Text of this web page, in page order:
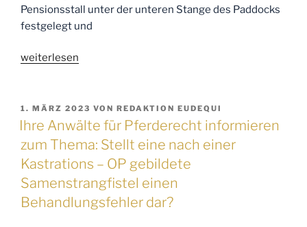
Pensionsstall unter der unteren Stange des Paddocks
festgelegt und
„Ihre
Pferderecht
informieren
zum
Thema:
Verletzung
des
Ersthelfers
weiterlesen
VERÖFFENTLICHT
AM
1. MÄRZ 2023 VON REDAKTION EUDEQUI
Ihre Anwälte für Pferderecht informieren
zum Thema: Stellt eine nach einer
Kastrations – OP gebildete
Samenstrangfistel einen
Behandlungsfehler dar?